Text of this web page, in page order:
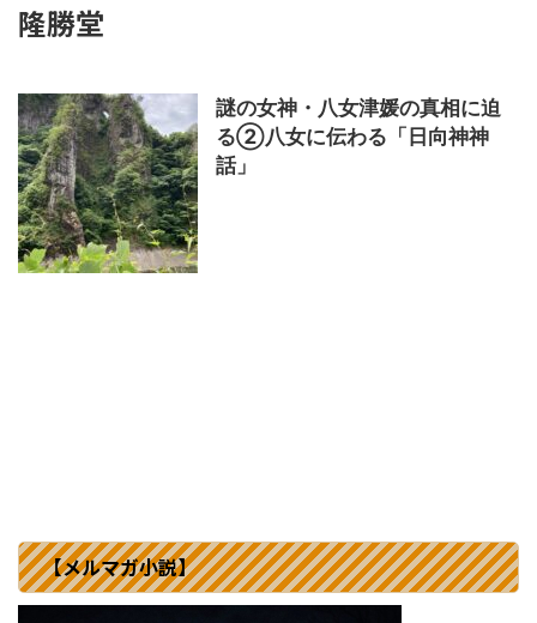
隆勝堂
謎の女神・八女津媛の真相に迫
る②八女に伝わる「日向神神
話」
【メルマガ小説】